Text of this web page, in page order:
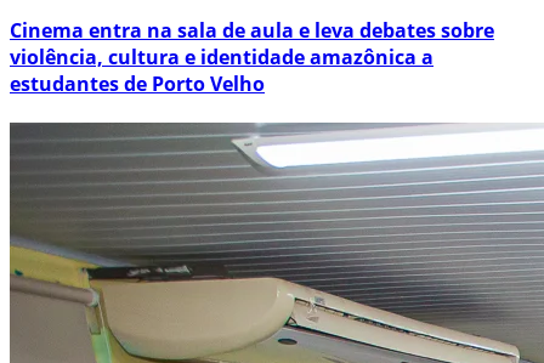
Cinema entra na sala de aula e leva debates sobre
violência, cultura e identidade amazônica a
estudantes de Porto Velho